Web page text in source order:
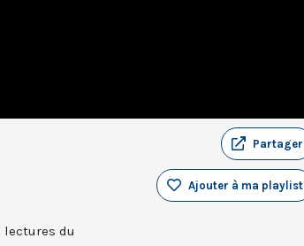
Partager
Ajouter à ma playlist
lectures du